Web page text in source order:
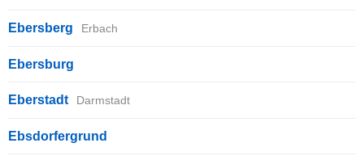
Ebersberg Erbach
Ebersburg
Eberstadt Darmstadt
Ebsdorfergrund